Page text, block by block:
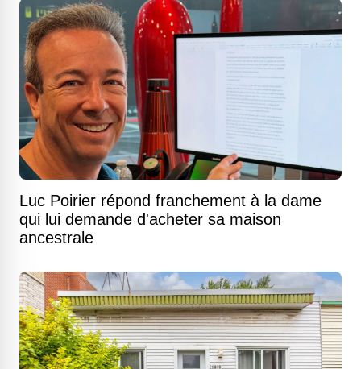
Luc Poirier répond franchement à la dame
qui lui demande d'acheter sa maison
ancestrale